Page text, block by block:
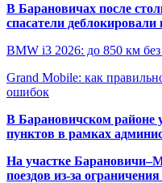
В Барановичах после
спасатели деблокировали
BMW i3 2026: до 850 км без
Grand Mobile: как
ошибок
В Барановичском районе
пунктов в рамках
На участке
поездов из-за